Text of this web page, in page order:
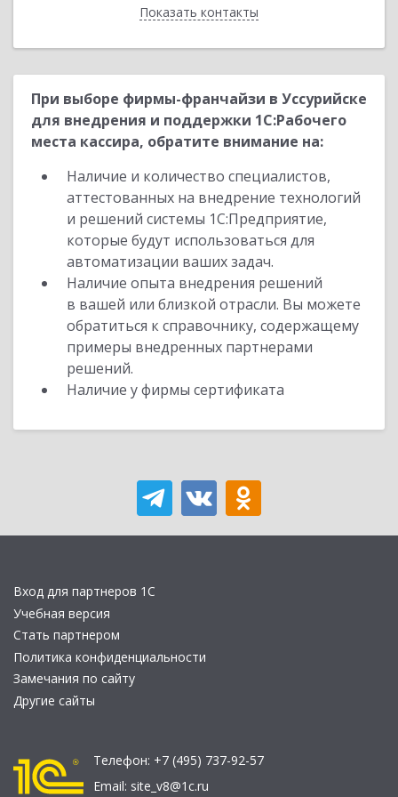
Показать контакты
Назад
При выборе фирмы-франчайзи в Уссурийске
для внедрения и поддержки 1С:Рабочего
места кассира, обратите внимание на:
Наличие и количество специалистов,
аттестованных на внедрение технологий
и решений системы 1С:Предприятие,
которые будут использоваться для
автоматизации ваших задач.
Наличие опыта внедрения решений
в вашей или близкой отрасли. Вы можете
обратиться к справочнику, содержащему
примеры внедренных партнерами
решений.
Наличие у фирмы сертификата
Вход для партнеров 1С
Учебная версия
Стать партнером
Политика конфиденциальности
Замечания по сайту
Другие сайты
Телефон: +7 (495) 737-92-57
Email: site_v8@1c.ru